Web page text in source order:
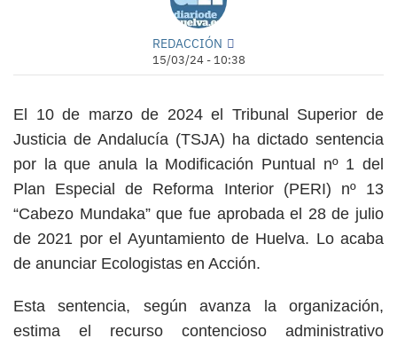
REDACCIÓN
15/03/24 - 10:38
El 10 de marzo de 2024 el Tribunal Superior de
Justicia de Andalucía (TSJA) ha dictado sentencia
por la que anula la Modificación Puntual nº 1 del
Plan Especial de Reforma Interior (PERI) nº 13
“Cabezo Mundaka” que fue aprobada el 28 de julio
de 2021 por el Ayuntamiento de Huelva. Lo acaba
de anunciar Ecologistas en Acción.
Esta sentencia, según avanza la organización,
estima el recurso contencioso administrativo